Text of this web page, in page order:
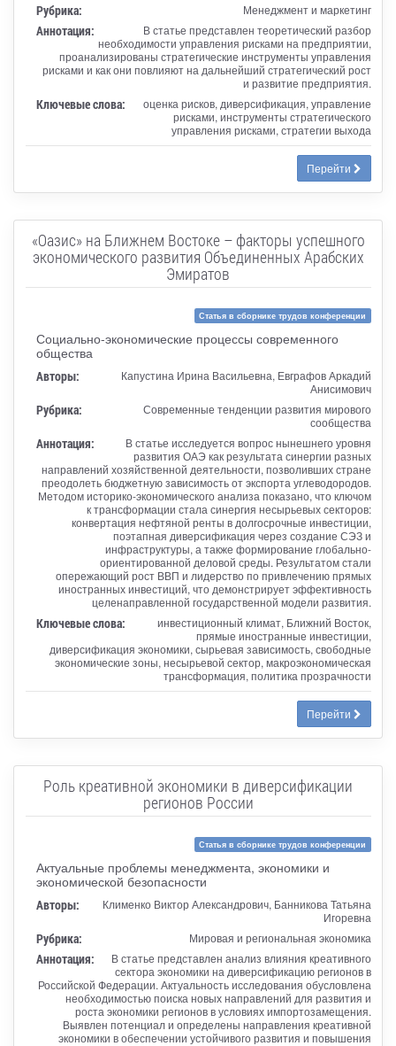
Рубрика: Менеджмент и маркетинг
Аннотация:
В статье представлен теоретический разбор
необходимости управления рисками на предприятии,
проанализированы стратегические инструменты управления
рисками и как они повлияют на дальнейший стратегический рост
и развитие предприятия.
Ключевые слова:
оценка рисков, диверсификация, управление
рисками, инструменты стратегического
управления рисками, стратегии выхода
Перейти
«Оазис» на Ближнем Востоке – факторы успешного
экономического развития Объединенных Арабских
Эмиратов
Статья в сборнике трудов конференции
Социально-экономические процессы современного
общества
Авторы:
Капустина Ирина Васильевна, Евграфов Аркадий
Анисимович
Рубрика:
Современные тенденции развития мирового
сообщества
Аннотация:
В статье исследуется вопрос нынешнего уровня
развития ОАЭ как результата синергии разных
направлений хозяйственной деятельности, позволивших стране
преодолеть бюджетную зависимость от экспорта углеводородов.
Методом историко-экономического анализа показано, что ключом
к трансформации стала синергия несырьевых секторов:
конвертация нефтяной ренты в долгосрочные инвестиции,
поэтапная диверсификация через создание СЭЗ и
инфраструктуры, а также формирование глобально-
ориентированной деловой среды. Результатом стали
опережающий рост ВВП и лидерство по привлечению прямых
иностранных инвестиций, что демонстрирует эффективность
целенаправленной государственной модели развития.
Ключевые слова:
инвестиционный климат, Ближний Восток,
прямые иностранные инвестиции,
диверсификация экономики, сырьевая зависимость, свободные
экономические зоны, несырьевой сектор, макроэкономическая
трансформация, политика прозрачности
Перейти
Роль креативной экономики в диверсификации
регионов России
Статья в сборнике трудов конференции
Актуальные проблемы менеджмента, экономики и
экономической безопасности
Авторы:
Клименко Виктор Александрович, Банникова Татьяна
Игоревна
Рубрика: Мировая и региональная экономика
Аннотация:
В статье представлен анализ влияния креативного
сектора экономики на диверсификацию регионов в
Российской Федерации. Актуальность исследования обусловлена
необходимостью поиска новых направлений для развития и
роста экономики регионов в условиях импортозамещения.
Выявлен потенциал и определены направления креативной
экономики в обеспечении устойчивого развития и повышения